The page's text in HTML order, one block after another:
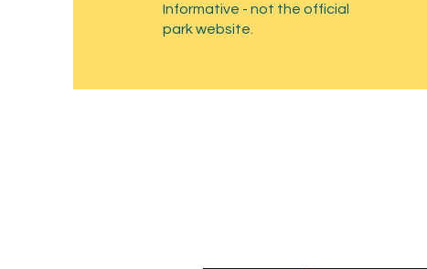
Informative - not the official
park website.